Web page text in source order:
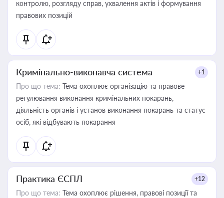
контролю, розгляду справ, ухвалення актів і формування
правових позицій
Кримінально-виконавча система +1
Про що тема: Тема охоплює організацію та правове
регулювання виконання кримінальних покарань,
діяльність органів і установ виконання покарань та статус
осіб, які відбувають покарання
Практика ЄСПЛ +12
Про що тема: Тема охоплює рішення, правові позиції та